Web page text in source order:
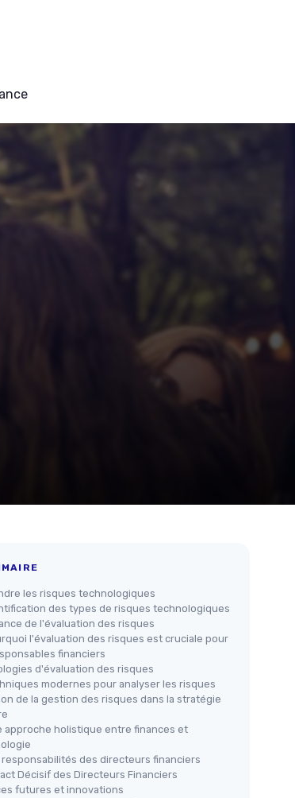
les risques technologiques
des types de risques technologiques
de l'évaluation des risques
l'évaluation des risques est cruciale pour
financiers
d'évaluation des risques
modernes pour analyser les risques
de la gestion des risques dans la stratégie
approche holistique entre finances et
responsabilités des directeurs financiers
Décisif des Directeurs Financiers
futures et innovations